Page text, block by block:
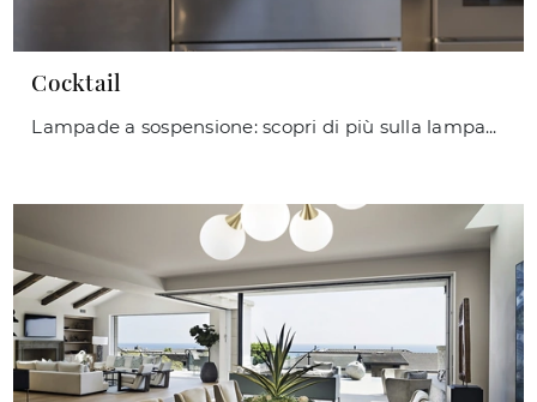
Cocktail
Lampade a sospensione: scopri di più sulla lampada Cocktail in vetro che ti consigliamo.